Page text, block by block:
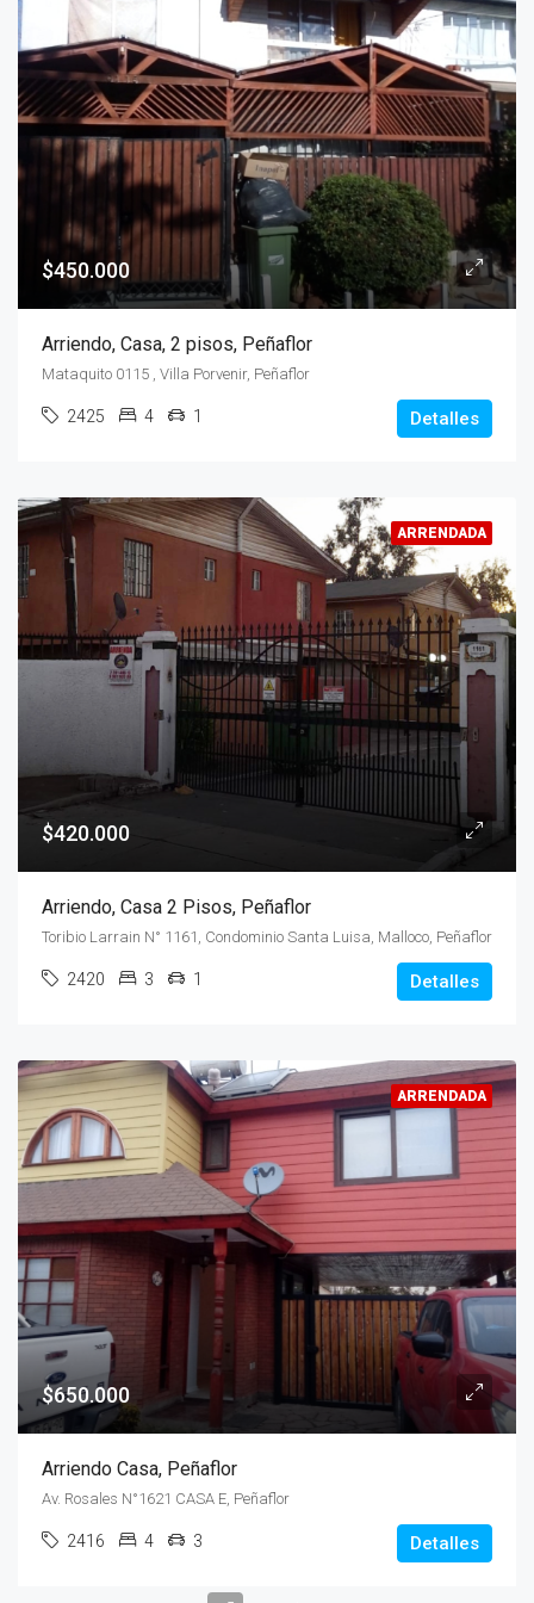
$450.000
Arriendo, Casa, 2 pisos, Peñaflor
Mataquito 0115 , Villa Porvenir, Peñaflor
2425 4 1 Detalles
ARRENDADA
$420.000
Arriendo, Casa 2 Pisos, Peñaflor
Toribio Larrain N° 1161, Condominio Santa Luisa, Malloco, Peñaflor
2420 3 1 Detalles
ARRENDADA
$650.000
Arriendo Casa, Peñaflor
Av. Rosales N°1621 CASA E, Peñaflor
2416 4 3 Detalles